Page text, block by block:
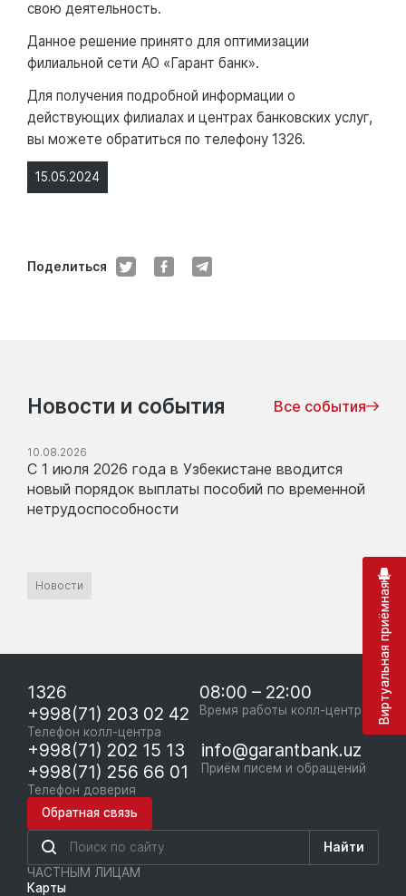
15.05.2024
Поделиться
свою деятельность.
Данное решение принято для оптимизации
филиальной сети АО «Гарант банк».
Для получения подробной информации о
действующих филиалах и центрах банковских услуг,
вы можете обратиться по телефону 1326.
Новости и события Все события
10.08.2026
С 1 июля 2026 года в Узбекистане вводится
новый порядок выплаты пособий по временной
нетрудоспособности
Новости
1326
+998(71) 203 02 42
Телефон колл-центра
08:00 – 22:00
Время работы колл-центра
+998(71) 202 15 13
+998(71) 256 66 01
Телефон доверия
info@garantbank.uz
Приём писем и обращений
Обратная связь
Найти
ЧАСТНЫМ ЛИЦАМ
Карты
Виртуальная приёмная